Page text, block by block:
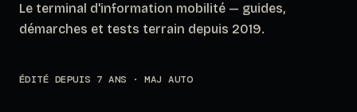
Le terminal d'information mobilité — guides,
démarches et tests terrain depuis 2019.
ÉDITÉ DEPUIS 7 ANS · MAJ AUTO